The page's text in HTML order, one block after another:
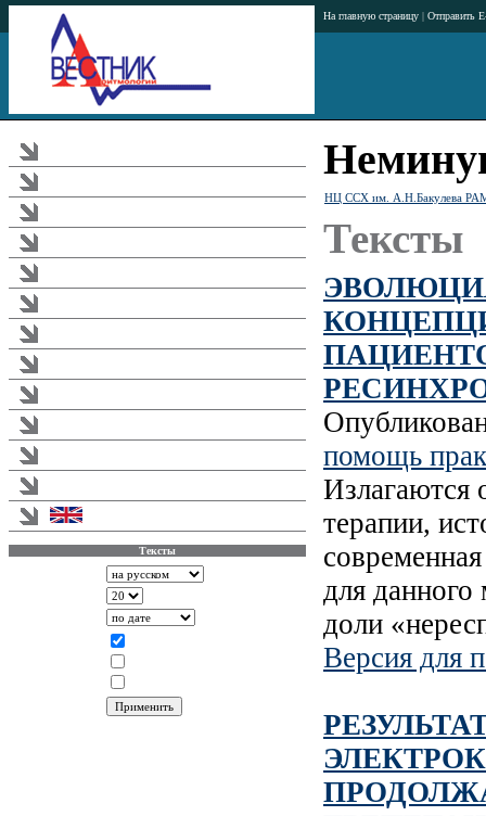
На главную страницу | Отправить
Тексты
НЦ ССХ им. А.Н.Бакулева
Тексты
помощь
Излагаются
терапии,
для
доли
Версия для